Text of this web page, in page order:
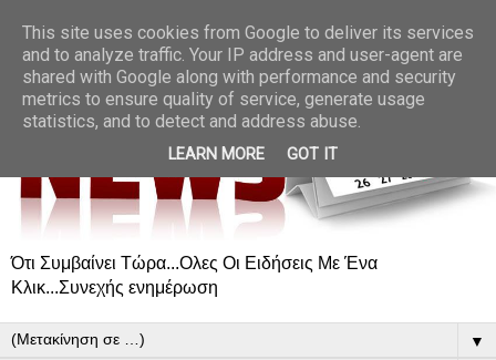
Ότι Συμβαίνει Τώρα...Ολες Οι Ειδήσεις Με Ένα
Κλικ...Συνεχής ενημέρωση
▼
This site uses cookies from Google to deliver its services
and to analyze traffic. Your IP address and user-agent are
shared with Google along with performance and security
metrics to ensure quality of service, generate usage
statistics, and to detect and address abuse.
LEARN MORE GOT IT